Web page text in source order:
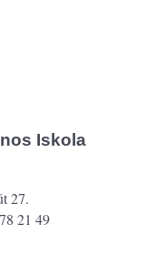
Iskola
27.
21 49